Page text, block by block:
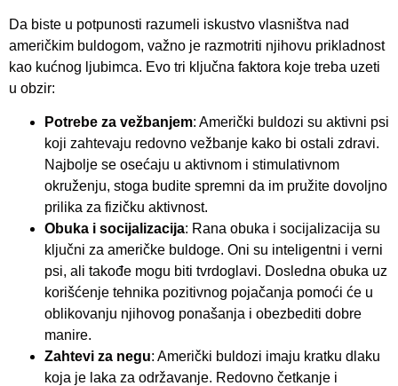
Da biste u potpunosti razumeli iskustvo vlasništva nad
američkim buldogom, važno je razmotriti njihovu prikladnost
kao kućnog ljubimca. Evo tri ključna faktora koje treba uzeti
u obzir:
Potrebe za vežbanjem: Američki buldozi su aktivni psi
koji zahtevaju redovno vežbanje kako bi ostali zdravi.
Najbolje se osećaju u aktivnom i stimulativnom
okruženju, stoga budite spremni da im pružite dovoljno
prilika za fizičku aktivnost.
Obuka i socijalizacija: Rana obuka i socijalizacija su
ključni za američke buldoge. Oni su inteligentni i verni
psi, ali takođe mogu biti tvrdoglavi. Dosledna obuka uz
korišćenje tehnika pozitivnog pojačanja pomoći će u
oblikovanju njihovog ponašanja i obezbediti dobre
manire.
Zahtevi za negu: Američki buldozi imaju kratku dlaku
koja je laka za održavanje. Redovno četkanje i